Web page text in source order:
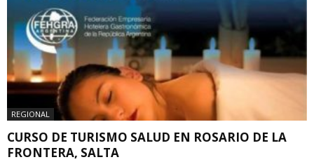
REGIONAL
CURSO DE TURISMO SALUD EN ROSARIO DE LA
FRONTERA, SALTA